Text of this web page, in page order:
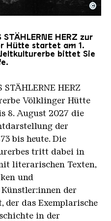
auf
©
HERZ zur
Hütte startet am 1.
bittet Sie
HERZ
Völklinger Hütte
8. August 2027 die
der
bis heute. Die
tritt dabei in
literarischen Texten,
und
der
der das Exemplarische
in der